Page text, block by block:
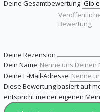
Deine Gesamtbewertung
Deine Rezension
Dein Name
Deine E-Mail-Adresse
Diese Bewertung basiert auf
entspricht meiner eigenen